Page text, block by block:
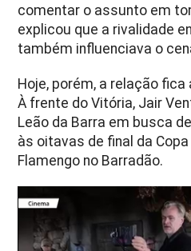
comentar o assunto em
explicou que a rivalidade
também influenciava o
Hoje, porém, a relação
À frente do Vitória, Jair
Leão da Barra em busca
às oitavas de final da
Flamengo no Barradão.